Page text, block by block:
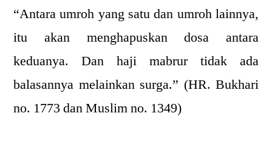
“Antara umroh yang satu dan umroh lainnya,
itu akan menghapuskan dosa antara
keduanya. Dan haji mabrur tidak ada
balasannya melainkan surga.” (HR. Bukhari
no. 1773 dan Muslim no. 1349)